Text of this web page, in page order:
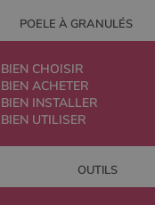
POELE À GRANULÉS
BIEN CHOISIR
BIEN ACHETER
BIEN INSTALLER
BIEN UTILISER
OUTILS